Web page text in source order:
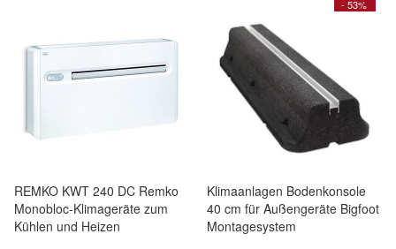
REMKO KWT 240 DC Remko
Monobloc-Klimageräte zum
Kühlen und Heizen
- 53%
Klimaanlagen Bodenkonsole
40 cm für Außengeräte Bigfoot
Montagesystem